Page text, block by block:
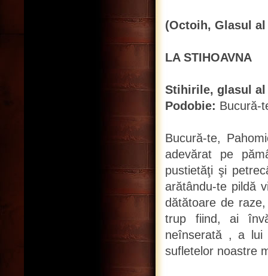
(Octoih, Glasul
LA STIHOAVNA
Stihirile, glasul al
Podobie: Bucură-
Bucură-te,
adevărat pe
pustietăţi şi
arătându-te pildă
dătătoare de
trup fiind, ai
neînserată , a lui
sufletelor noastre